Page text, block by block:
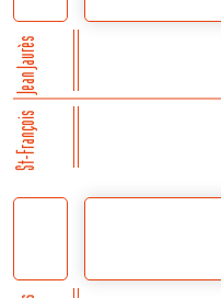
Jean Jaurès
St-François